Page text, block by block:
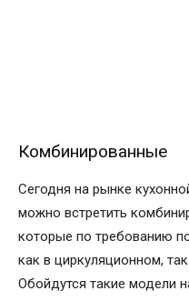
Комбинированные
Сегодня на рынке
можно встретить
которые по требованию
как в циркуляционном,
Обойдутся такие модели